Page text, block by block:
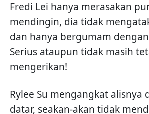
Fredi Lei hanya merasakan
mendingin, dia tidak
dan hanya bergumam
Serius ataupun tidak masih
mengerikan!
Rylee Su mengangkat alisnya
datar, seakan-akan tidak